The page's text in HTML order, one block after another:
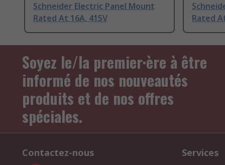
Schneider Electric Panel Mount
Rated At 16A, 415V
Rated
Soyez le/la premier·ère à être
informé de nos nouveautés
produits et de nos offres
spéciales.
Contactez-nous Services